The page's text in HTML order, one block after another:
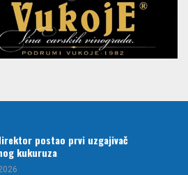
postao prvi uzgajivač
kukuruza